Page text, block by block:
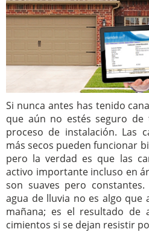
Si nunca antes has tenido
que aún no estés seguro
proceso de instalación. Las
más secos pueden funcionar
pero la verdad es que las
activo importante incluso en
son suaves pero
agua de lluvia no es algo que
mañana; es el resultado de
cimientos si se dejan resistir